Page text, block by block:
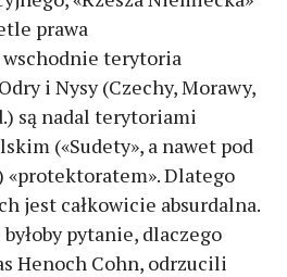
prawa
terytoria
i Nysy (Czechy, Morawy,
są nadal terytoriami
(«Sudety», a nawet pod
Dlatego
jest całkowicie absurdalna.
pytanie, dlaczego
Henoch Cohn, odrzucili